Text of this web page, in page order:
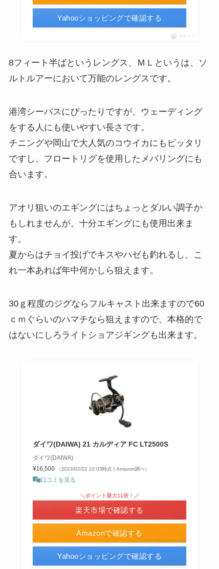
Yahooショッピングで確認する
ポチップ
8フィート半ばというレングス、ＭＬというは、ソ
ルトルアーにおいて万能のレングスです。
港湾シーバスにぴったりですが、ウェーディング
をする人にも使いやすい長さです。
チニングや岡山で大人気のコウイカにもピッタリ
ですし、フロートリグを使用したメバリングにも
合います。
アオリ狙いのエギングにはちょっとダルい調子か
もしれませんが、十分エギングにも使用出来ま
す。
夏からはチョイ投げでキスやハゼも釣れるし、こ
れ一本あれば年中何かしら狙えます。
30ｇ程度のジグならフルキャスト出来ますので60
ｃｍぐらいのハマチなら狙えますので、本格的で
はないにしろライトショアジギングも出来ます。
ダイワ(DAIWA) 21 カルディア FC LT2500S
ダイワ(DAIWA)
¥16,500
（2023/02/22 22:03時点 | Amazon調べ）
口コミを見る
Amazonで確認する
＼ポイント最大11倍！／
楽天市場で確認する
Yahooショッピングで確認する